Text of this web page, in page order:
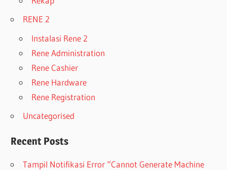
RENE 2
Instalasi Rene 2
Rene Administration
Rene Cashier
Rene Hardware
Rene Registration
Uncategorised
Recent Posts
Tampil Notifikasi Error “Cannot Generate Machine